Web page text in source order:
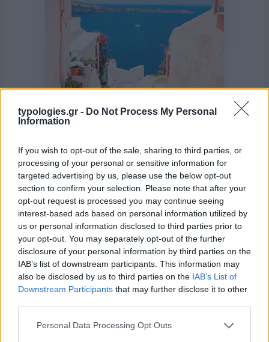
typologies.gr - Do Not Process My Personal
Information
If you wish to opt-out of the sale, sharing to third parties, or
processing of your personal or sensitive information for
targeted advertising by us, please use the below opt-out
section to confirm your selection. Please note that after your
opt-out request is processed you may continue seeing
interest-based ads based on personal information utilized by
us or personal information disclosed to third parties prior to
your opt-out. You may separately opt-out of the further
disclosure of your personal information by third parties on the
IAB’s list of downstream participants. This information may
also be disclosed by us to third parties on the IAB’s List of
Downstream Participants that may further disclose it to other
Please note that this website/app uses one or more Google
Personal Data Processing Opt Outs
της Ζωής μας
Οι άνθρωποι, οι αυθεντικές ιστορίες,
το ελληνικό καλοκαίρι και ένας
πολιτισμός που μας ενώνει κάθε μέρα.
ΟΣΑ ΧΡΕΙΑΖΕΣΑΙ
ΓΙΑ ΤΟ ΚΑΛΟΚΑΙΡΙ ΣΟΥ →
ΤΟ ΠΑΡΟΝ ΤΗΣ ΚΥΡΙΑΚΗΣ